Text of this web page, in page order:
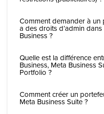
Comment demander à
a des droits d’admin
Business ?
Quelle est la différence
Business, Meta Business
Portfolio ?
Comment créer un
Meta Business Suite ?